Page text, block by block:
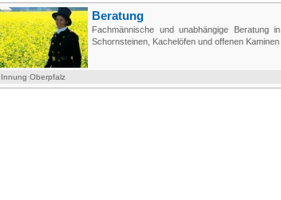
Beratung
Fachmännische und unabhängige Beratung
Schornsteinen, Kachelöfen und offenen
Innung Oberpfalz